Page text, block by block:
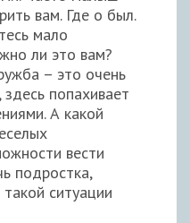
вам. Где о был.
мало
ли это вам?
– это очень
попахивает
А какой
вести
подростка,
ситуации